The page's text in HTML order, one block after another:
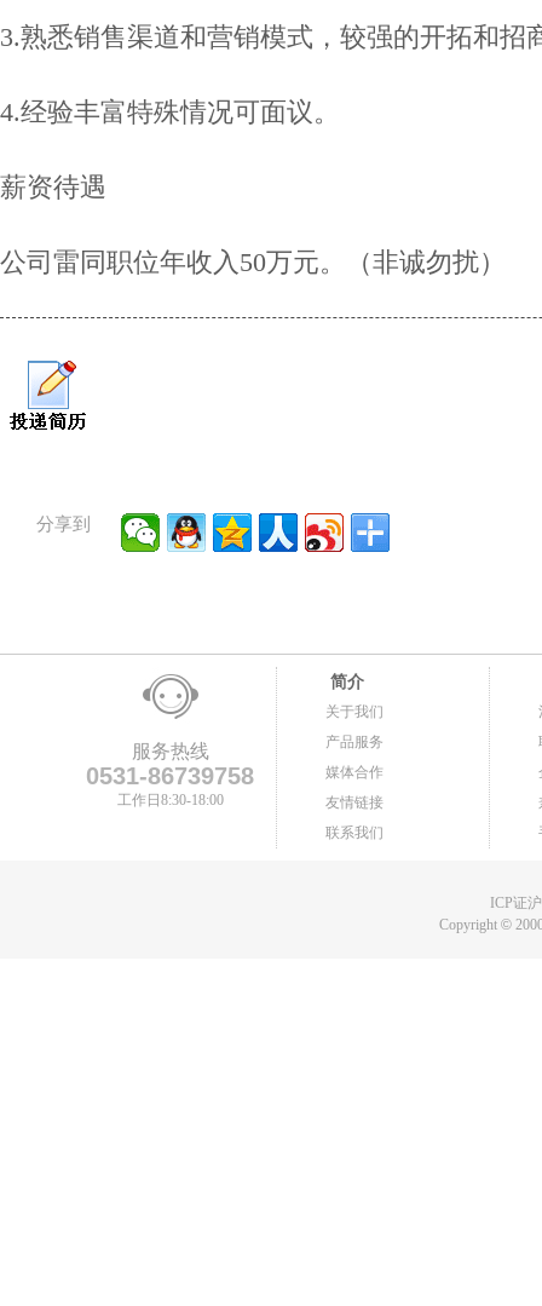
3.熟悉销售渠道和营销模式，较强的开拓和招
4.经验丰富特殊情况可面议。
薪资待遇
公司雷同职位年收入50万元。（非诚勿扰）
分享到
服务热线
0531-86739758
工作日8:30-18:00
简介
关于我们
产品服务
媒体合作
友情链接
联系我们
ICP证
Copyright©